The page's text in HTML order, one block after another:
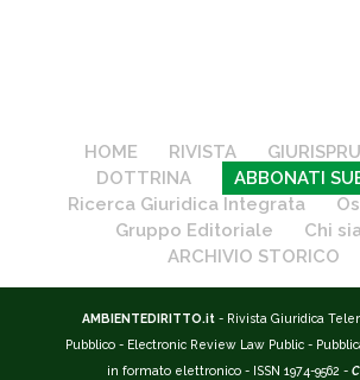
HOME RIVISTA
DOTTRINA
ABBONATI
Ricerca Giuridica Integrata
Gruppo Editoriale
Chi
ARCHIVIO STORICO
AMBIENTEDIRITTO.it - Rivista Giuridica
Pubblico - Electronic Review Law Public -
in formato elettronico - ISSN 1974-9562 -